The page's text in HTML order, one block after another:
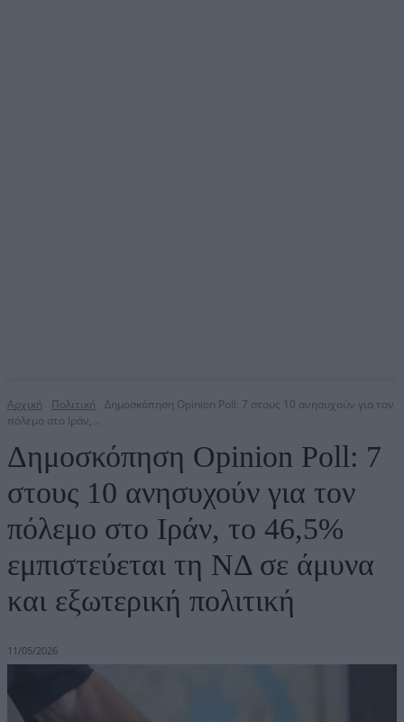
Αρχική Πολιτική
Δημοσκόπηση Opinion Poll: 7 στους 10 ανησυχούν για τον
πόλεμο στο Ιράν,...
Δημοσκόπηση Opinion Poll: 7
στους 10 ανησυχούν για τον
πόλεμο στο Ιράν, το 46,5%
εμπιστεύεται τη ΝΔ σε άμυνα
και εξωτερική πολιτική
11/05/2026